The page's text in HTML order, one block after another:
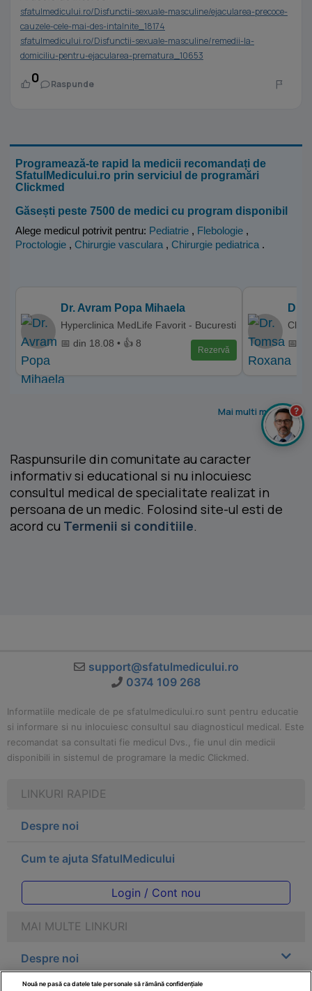
sfatulmedicului.ro/Disfunctii-sexuale-masculine/ejacularea-precoce-
cauzele-cele-mai-des-intalnite_18174
sfatulmedicului.ro/Disfunctii-sexuale-masculine/remedii-la-
domiciliu-pentru-ejacularea-prematura_10653
0 Raspunde
Programează-te rapid la medicii recomandați de
SfatulMedicului.ro prin serviciul de programări
Clickmed
Găsești peste 7500 de medici cu program disponibil
Alege medicul potrivit pentru: Pediatrie , Flebologie ,
Proctologie , Chirurgie vasculara , Chirurgie pediatrica .
Dr. Avram Popa Mihaela
Hyperclinica MedLife Favorit - Bucuresti
📅 din 18.08 • 👍 8
Rezervă
Dr.
📅
Mai multi medici >
Raspunsurile din comunitate au caracter
informativ si educational si nu inlocuiesc
consultul medical de specialitate realizat in
persoana de un medic. Folosind site-ul esti de
acord cu Termenii si conditiile.
support@sfatulmedicului.ro
0374 109 268
Informatiile medicale de pe sfatulmedicului.ro sunt pentru educatie
si informare si nu inlocuiesc consultul sau diagnosticul medical. Este
recomandat sa consultati fie medicul Dvs., fie unul din medicii
disponibili in sistemul de programare la medic Clickmed.
LINKURI RAPIDE
Despre noi
Cum te ajuta SfatulMedicului
Login / Cont nou
MAI MULTE LINKURI
Despre noi
?
Nouă ne pasă ca datele tale personale să rămână confidențiale